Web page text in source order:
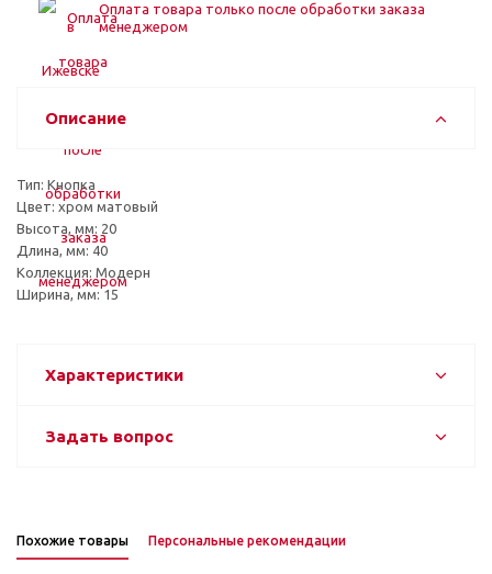
Оплата товара только после обработки заказа
менеджером
Описание
Тип: Кнопка
Цвет: хром матовый
Высота, мм: 20
Длина, мм: 40
Коллекция: Модерн
Ширина, мм: 15
Характеристики
Задать вопрос
Похожие товары Персональные рекомендации